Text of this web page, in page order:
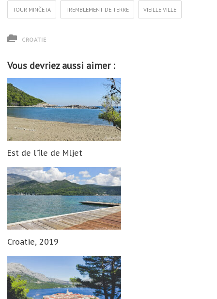
TOUR MINČETA TREMBLEMENT DE TERRE VIEILLE VILLE
CROATIE
Vous devriez aussi aimer :
Est de l’île de Mljet
Croatie, 2019